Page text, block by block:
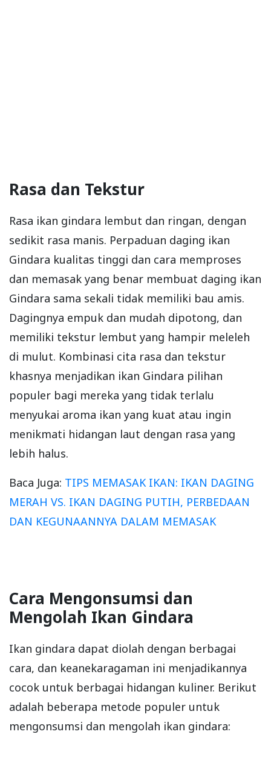
Rasa dan Tekstur
Rasa ikan gindara lembut dan ringan, dengan
sedikit rasa manis. Perpaduan daging ikan
Gindara kualitas tinggi dan cara memproses
dan memasak yang benar membuat daging ikan
Gindara sama sekali tidak memiliki bau amis.
Dagingnya empuk dan mudah dipotong, dan
memiliki tekstur lembut yang hampir meleleh
di mulut. Kombinasi cita rasa dan tekstur
khasnya menjadikan ikan Gindara pilihan
populer bagi mereka yang tidak terlalu
menyukai aroma ikan yang kuat atau ingin
menikmati hidangan laut dengan rasa yang
lebih halus.
Baca Juga: TIPS MEMASAK IKAN: IKAN DAGING
MERAH VS. IKAN DAGING PUTIH, PERBEDAAN
DAN KEGUNAANNYA DALAM MEMASAK
Cara Mengonsumsi dan
Mengolah Ikan Gindara
Ikan gindara dapat diolah dengan berbagai
cara, dan keanekaragaman ini menjadikannya
cocok untuk berbagai hidangan kuliner. Berikut
adalah beberapa metode populer untuk
mengonsumsi dan mengolah ikan gindara: